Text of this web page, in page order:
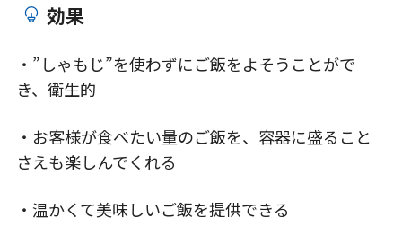
効果
・”しゃもじ”を使わずにご飯をよそうことがで
き、衛生的
・お客様が食べたい量のご飯を、容器に盛ること
さえも楽しんでくれる
・温かくて美味しいご飯を提供できる